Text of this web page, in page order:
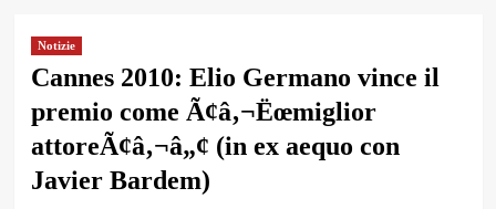
Notizie
Cannes 2010: Elio Germano vince il
premio come Ã¢â‚¬Ëœmiglior
attoreÃ¢â‚¬â„¢ (in ex aequo con
Javier Bardem)